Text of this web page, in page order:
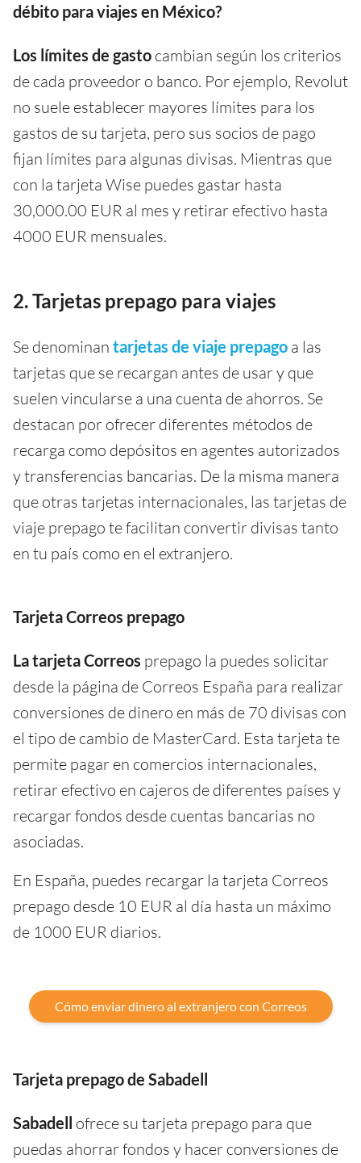
débito para viajes en México?
Los límites de gasto cambian según los criterios
de cada proveedor o banco. Por ejemplo, Revolut
no suele establecer mayores límites para los
gastos de su tarjeta, pero sus socios de pago
fijan límites para algunas divisas. Mientras que
con la tarjeta Wise puedes gastar hasta
30,000.00 EUR al mes y retirar efectivo hasta
4000 EUR mensuales.
2. Tarjetas prepago para viajes
Se denominan tarjetas de viaje prepago a las
tarjetas que se recargan antes de usar y que
suelen vincularse a una cuenta de ahorros. Se
destacan por ofrecer diferentes métodos de
recarga como depósitos en agentes autorizados
y transferencias bancarias. De la misma manera
que otras tarjetas internacionales, las tarjetas de
viaje prepago te facilitan convertir divisas tanto
en tu país como en el extranjero.
Tarjeta Correos prepago
La tarjeta Correos prepago la puedes solicitar
desde la página de Correos España para realizar
conversiones de dinero en más de 70 divisas con
el tipo de cambio de MasterCard. Esta tarjeta te
permite pagar en comercios internacionales,
retirar efectivo en cajeros de diferentes países y
recargar fondos desde cuentas bancarias no
asociadas.
En España, puedes recargar la tarjeta Correos
prepago desde 10 EUR al día hasta un máximo
de 1000 EUR diarios.
Cómo enviar dinero al extranjero con Correos
Tarjeta prepago de Sabadell
Sabadell ofrece su tarjeta prepago para que
puedas ahorrar fondos y hacer conversiones de